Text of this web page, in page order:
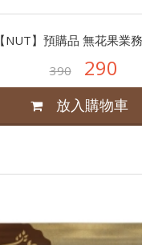
【NUT】預購品 無花果業
390
290
放入購物車